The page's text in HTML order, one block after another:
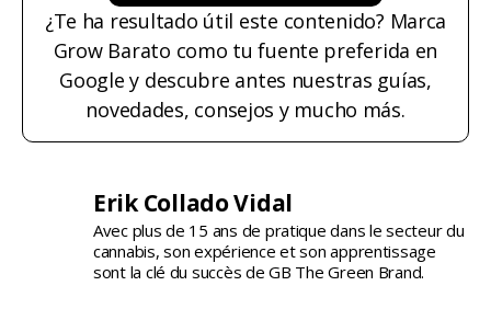
¿Te ha resultado útil este contenido? Marca
Grow Barato como tu fuente preferida en
Google y descubre antes nuestras guías,
novedades, consejos y mucho más.
Erik Collado Vidal
Avec plus de 15 ans de pratique dans le secteur du
cannabis, son expérience et son apprentissage
sont la clé du succès de GB The Green Brand.